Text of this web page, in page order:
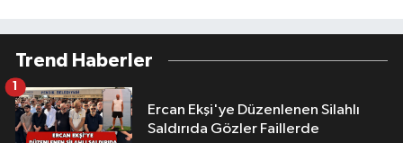
Trend Haberler
Ercan Ekşi'ye Düzenlenen Silahlı
Saldırıda Gözler Faillerde
1